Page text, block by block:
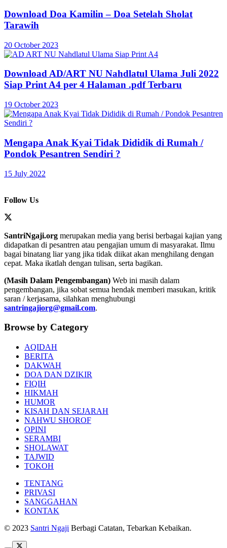
Download Doa Kamilin – Doa Setelah Sholat
Tarawih
20 October 2023
Download AD/ART NU Nahdlatul Ulama Juli 2022
Siap Print A4 per 4 Halaman .pdf Terbaru
19 October 2023
Mengapa Anak Kyai Tidak Dididik di Rumah /
Pondok Pesantren Sendiri ?
15 July 2022
Follow Us
SantriNgaji.org merupakan media yang berisi berbagai kajian yang
didapatkan di pesantren atau pengajian umum di masyarakat. Ilmu
bagai binatang liar yang jika tidak diikat akan menghilang dengan
cepat. Maka ikatlah dengan tulisan, serta bagikan.
(Masih Dalam Pengembangan) Web ini masih dalam
pengembangan, jika sobat semua hendak memberi masukan, kritik
saran / kerjasama, silahkan menghubungi
santringajiorg@gmail.com.
Browse by Category
AQIDAH
BERITA
DAKWAH
DOA DAN DZIKIR
FIQIH
HIKMAH
HUMOR
KISAH DAN SEJARAH
NAHWU SHOROF
OPINI
SERAMBI
SHOLAWAT
TAJWID
TOKOH
TENTANG
PRIVASI
SANGGAHAN
KONTAK
© 2023 Santri Ngaji Berbagi Catatan, Tebarkan Kebaikan.